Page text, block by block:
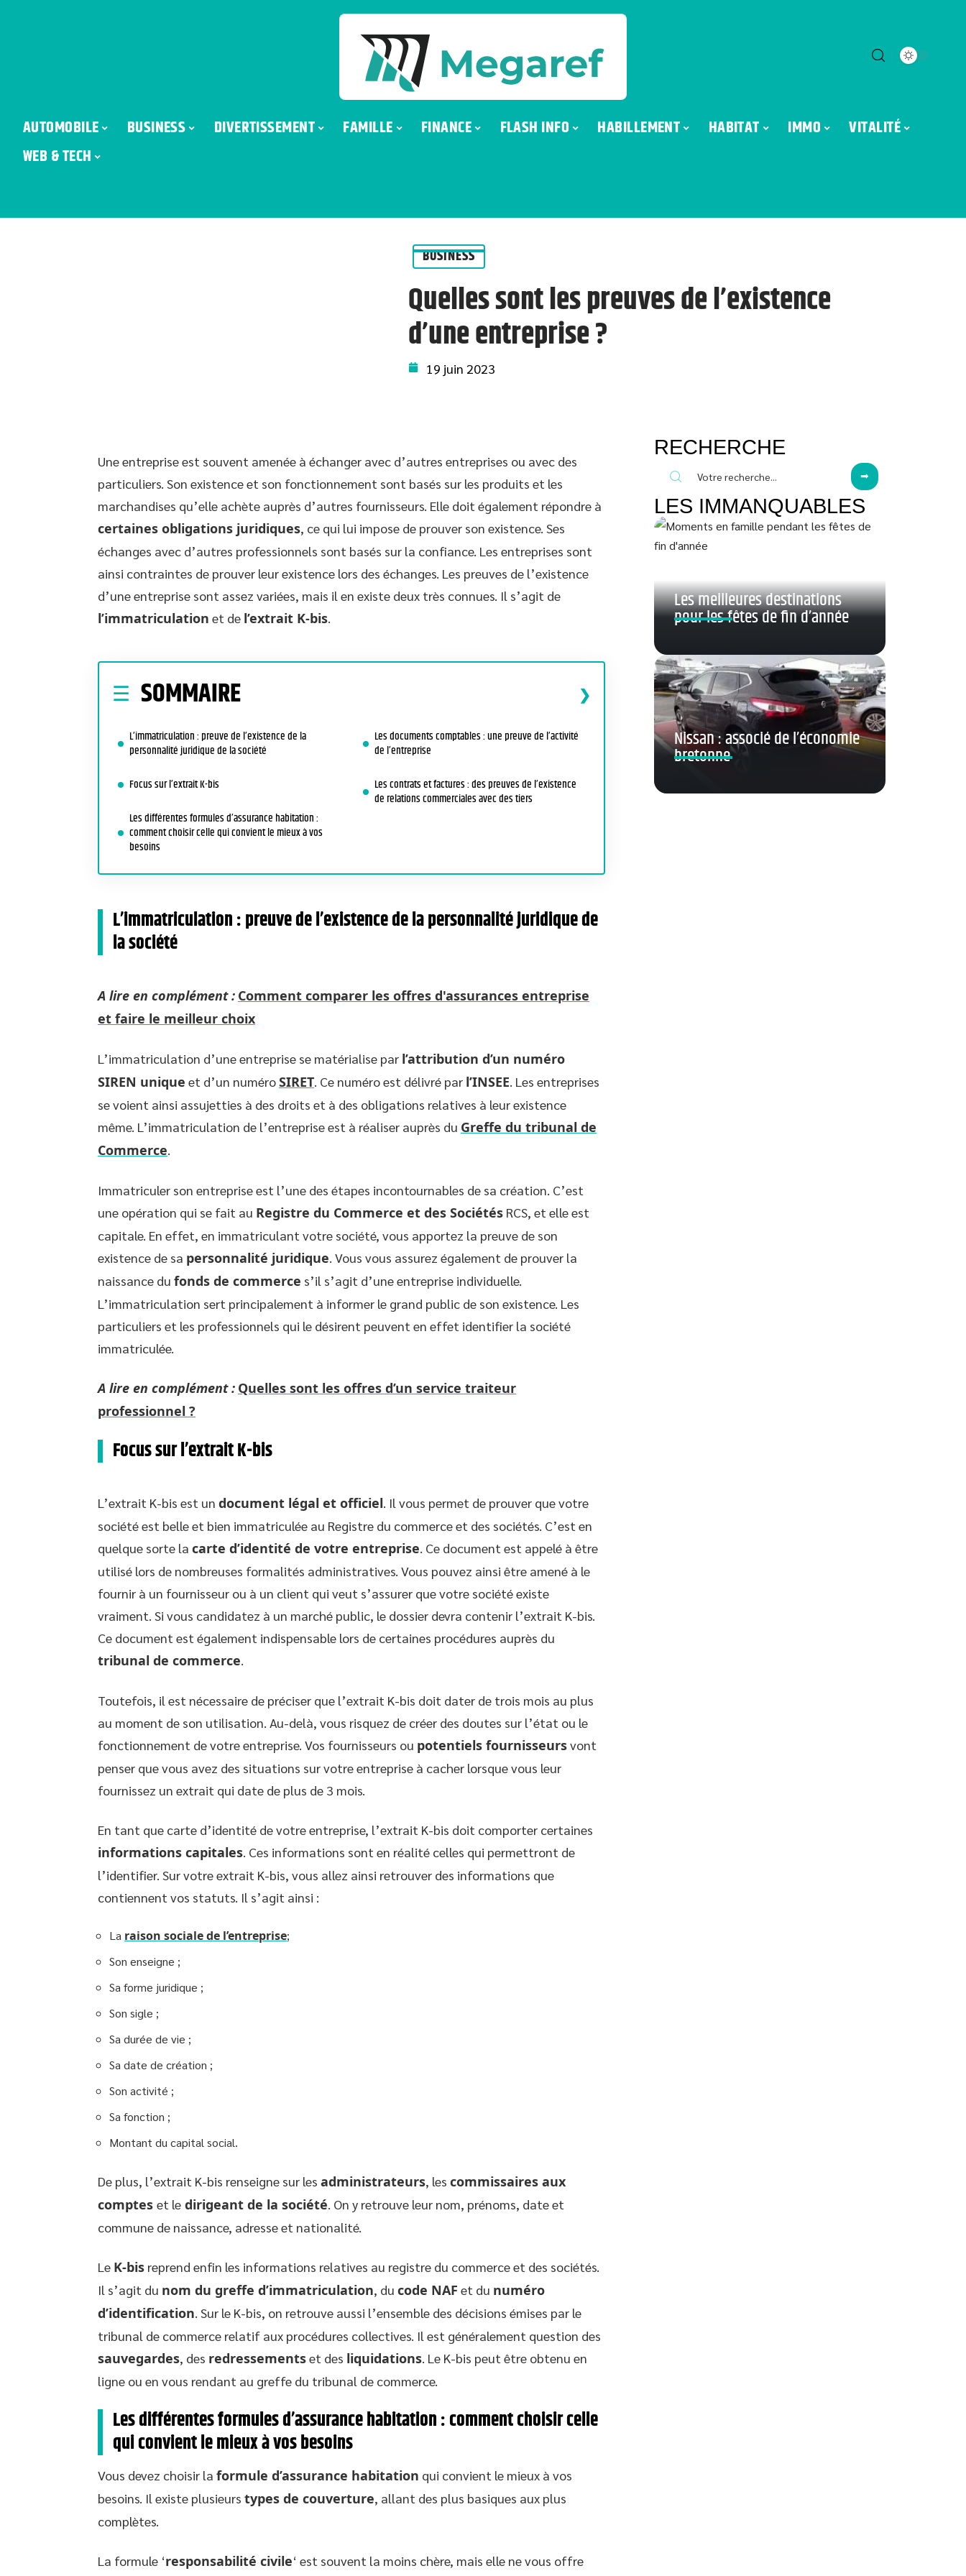
AUTOMOBILE BUSINESS DIVERTISSEMENT FAMILLE FINANCE FLASH INFO HABILLEMENT HABITAT IMMO
VITALITÉ
WEB & TECH
BUSINESS
Quelles sont les preuves de l’existence
d’une entreprise ?
19 juin 2023
Une entreprise est souvent amenée à échanger avec d’autres entreprises ou avec des
particuliers. Son existence et son fonctionnement sont basés sur les produits et les
marchandises qu’elle achète auprès d’autres fournisseurs. Elle doit également répondre à
certaines obligations juridiques, ce qui lui impose de prouver son existence. Ses
échanges avec d’autres professionnels sont basés sur la confiance. Les entreprises sont
ainsi contraintes de prouver leur existence lors des échanges. Les preuves de l’existence
d’une entreprise sont assez variées, mais il en existe deux très connues. Il s’agit de
l’immatriculation et de l’extrait K-bis.
SOMMAIRE
L’immatriculation : preuve de l’existence de la
personnalité juridique de la société
Focus sur l’extrait K-bis
Les différentes formules d’assurance habitation :
comment choisir celle qui convient le mieux à vos
besoins
Les documents comptables : une preuve de l’activité
de l’entreprise
Les contrats et factures : des preuves de l’existence
de relations commerciales avec des tiers
L’immatriculation : preuve de l’existence de la personnalité juridique de
la société
A lire en complément : Comment comparer les offres d'assurances entreprise
et faire le meilleur choix
L’immatriculation d’une entreprise se matérialise par l’attribution d’un numéro
SIREN unique et d’un numéroSIRET. Ce numéro est délivré par l’INSEE. Les entreprises
se voient ainsi assujetties à des droits et à des obligations relatives à leur existence
même. L’immatriculation de l’entreprise est à réaliser auprès du Greffe du tribunal de
Commerce.
Immatriculer son entreprise est l’une des étapes incontournables de sa création. C’est
une opération qui se fait au Registre du Commerce et des Sociétés RCS, et elle est
capitale. En effet, en immatriculant votre société, vous apportez la preuve de son
existence de sa personnalité juridique. Vous vous assurez également de prouver la
naissance du fonds de commerce s’il s’agit d’une entreprise individuelle.
L’immatriculation sert principalement à informer le grand public de son existence. Les
particuliers et les professionnels qui le désirent peuvent en effet identifier la société
immatriculée.
A lire en complément : Quelles sont les offres d’un service traiteur
professionnel ?
Focus sur l’extrait K-bis
L’extrait K-bis est un document légal et officiel. Il vous permet de prouver que votre
société est belle et bien immatriculée au Registre du commerce et des sociétés. C’est en
quelque sorte la carte d’identité de votre entreprise. Ce document est appelé à être
utilisé lors de nombreuses formalités administratives. Vous pouvez ainsi être amené à le
fournir à un fournisseur ou à un client qui veut s’assurer que votre société existe
vraiment. Si vous candidatez à un marché public, le dossier devra contenir l’extrait K-bis.
Ce document est également indispensable lors de certaines procédures auprès du
tribunal de commerce.
Toutefois, il est nécessaire de préciser que l’extrait K-bis doit dater de trois mois au plus
au moment de son utilisation. Au-delà, vous risquez de créer des doutes sur l’état ou le
fonctionnement de votre entreprise. Vos fournisseurs ou potentiels fournisseursvont
penser que vous avez des situations sur votre entreprise à cacher lorsque vous leur
fournissez un extrait qui date de plus de 3 mois.
En tant que carte d’identité de votre entreprise, l’extrait K-bis doit comporter certaines
informations capitales. Ces informations sont en réalité celles qui permettront de
l’identifier. Sur votre extrait K-bis, vous allez ainsi retrouver des informations que
contiennent vos statuts. Il s’agit ainsi :
La raison sociale de l’entreprise;
Son enseigne ;
Sa forme juridique ;
Son sigle ;
Sa durée de vie ;
Sa date de création ;
Son activité ;
Sa fonction ;
Montant du capital social.
De plus, l’extrait K-bis renseigne sur les administrateurs, les commissaires aux
comptes et le dirigeant de la société. On y retrouve leur nom, prénoms, date et
commune de naissance, adresse et nationalité.
Le K-bis reprend enfin les informations relatives au registre du commerce et des sociétés.
Il s’agit du nom du greffe d’immatriculation, du code NAF et du numéro
d’identification. Sur le K-bis, on retrouve aussi l’ensemble des décisions émises par le
tribunal de commerce relatif aux procédures collectives. Il est généralement question des
sauvegardes, des redressementset des liquidations. Le K-bis peut être obtenu en
ligne ou en vous rendant au greffe du tribunal de commerce.
Les différentes formules d’assurance habitation : comment choisir celle
qui convient le mieux à vos besoins
Vous devez choisir la formule d’assurance habitation qui convient le mieux à vos
besoins. Il existe plusieurs types de couverture, allant des plus basiques aux plus
complètes.
La formule ‘responsabilité civile‘ est souvent la moins chère, mais elle ne vous offre
RECHERCHE
LES IMMANQUABLES
Les meilleures destinations
pour les fêtes de fin d’année
Nissan : associé de l’économie
bretonne